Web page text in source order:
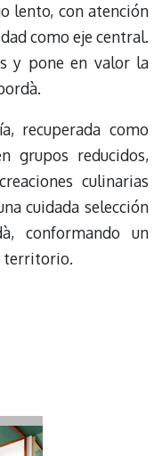
lento, con atención
como eje central.
y pone en valor la
recuperada como
grupos reducidos,
culinarias
cuidada selección
conformando un
territorio.